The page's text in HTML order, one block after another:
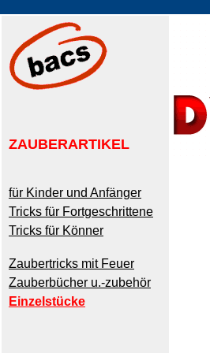
ZAUBERARTIKEL
für Kinder und Anfänger
Tricks für Fortgeschrittene
Tricks für Könner
Zaubertricks mit Feuer
Zauberbücher u.-zubehör
Einzelstücke